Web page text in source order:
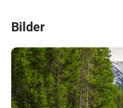
Bilder